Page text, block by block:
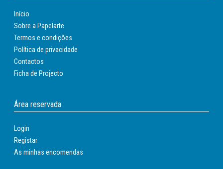
Início
Sobre a Papelarte
Termos e condições
Política de privacidade
Contactos
Ficha de Projecto
Área reservada
Login
Registar
As minhas encomendas